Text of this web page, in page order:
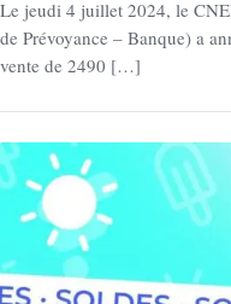
Le jeudi 4 juillet 2024, le
de Prévoyance – Banque) a
vente de 2490 […]